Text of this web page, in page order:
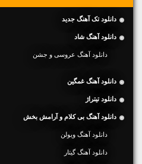
دانلود تک آهنگ جدید
دانلود آهنگ شاد
دانلود آهنگ عروسی و جشن
دانلود آهنگ غمگین
دانلود تیتراژ
دانلود آهنگ بی کلام و آرامش بخش
دانلود آهنگ ویولن
دانلود آهنگ گیتار